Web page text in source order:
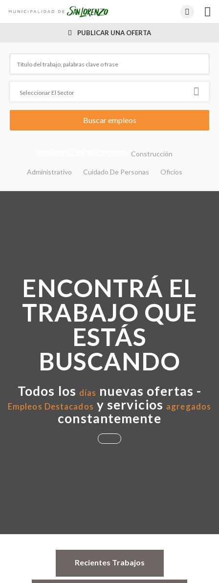
PUBLICAR UNA OFERTA
Construcción
Administrativo Cuidado De Personas Oficios
ENCONTRÁ EL
TRABAJO QUE
ESTÁS
BUSCANDO
Todos los días nuevas ofertas -
Empleos Destacados y servicios agregados
constantemente
Recientes Trabajos